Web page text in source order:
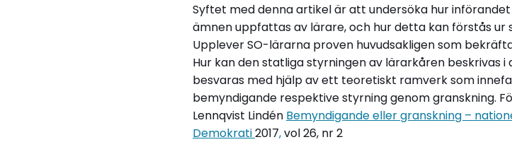
Syftet med denna artikel är att undersöka hur
ämnen uppfattas av lärare, och hur detta kan förstås
Upplever SO-lärarna proven huvudsakligen som
Hur kan den statliga styrningen av lärarkåren beskrivas
besvaras med hjälp av ett teoretiskt ramverk som
bemyndigande respektive styrning genom granskning.
Lennqvist Lindén Bemyndigande eller granskning –
Demokrati2017,vol 26, nr 2